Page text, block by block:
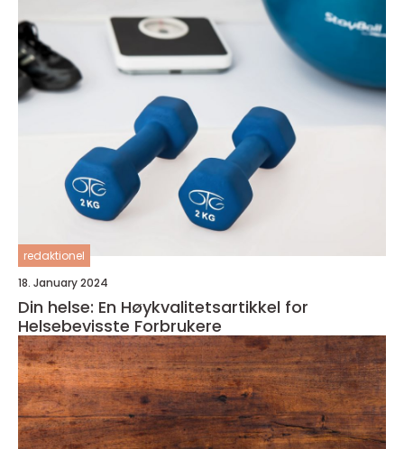
redaktionel
18. January 2024
Din helse: En Høykvalitetsartikkel for
Helsebevisste Forbrukere